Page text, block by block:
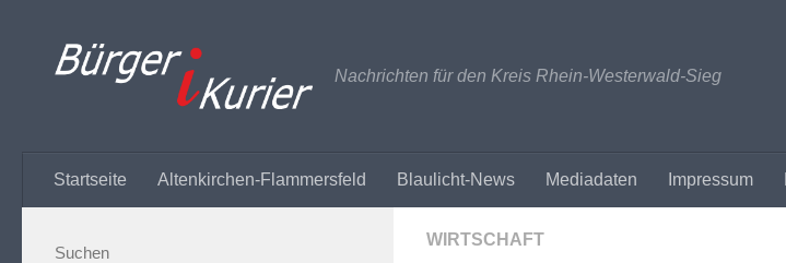
Nachrichten für den Kreis Rhein-Westerwald-Sieg
Startseite Altenkirchen-Flammersfeld Blaulicht-News Mediadaten Impressum
WIRTSCHAFT
Suchen